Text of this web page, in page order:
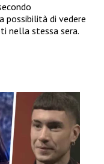
possibilità di vedere
nella stessa sera.